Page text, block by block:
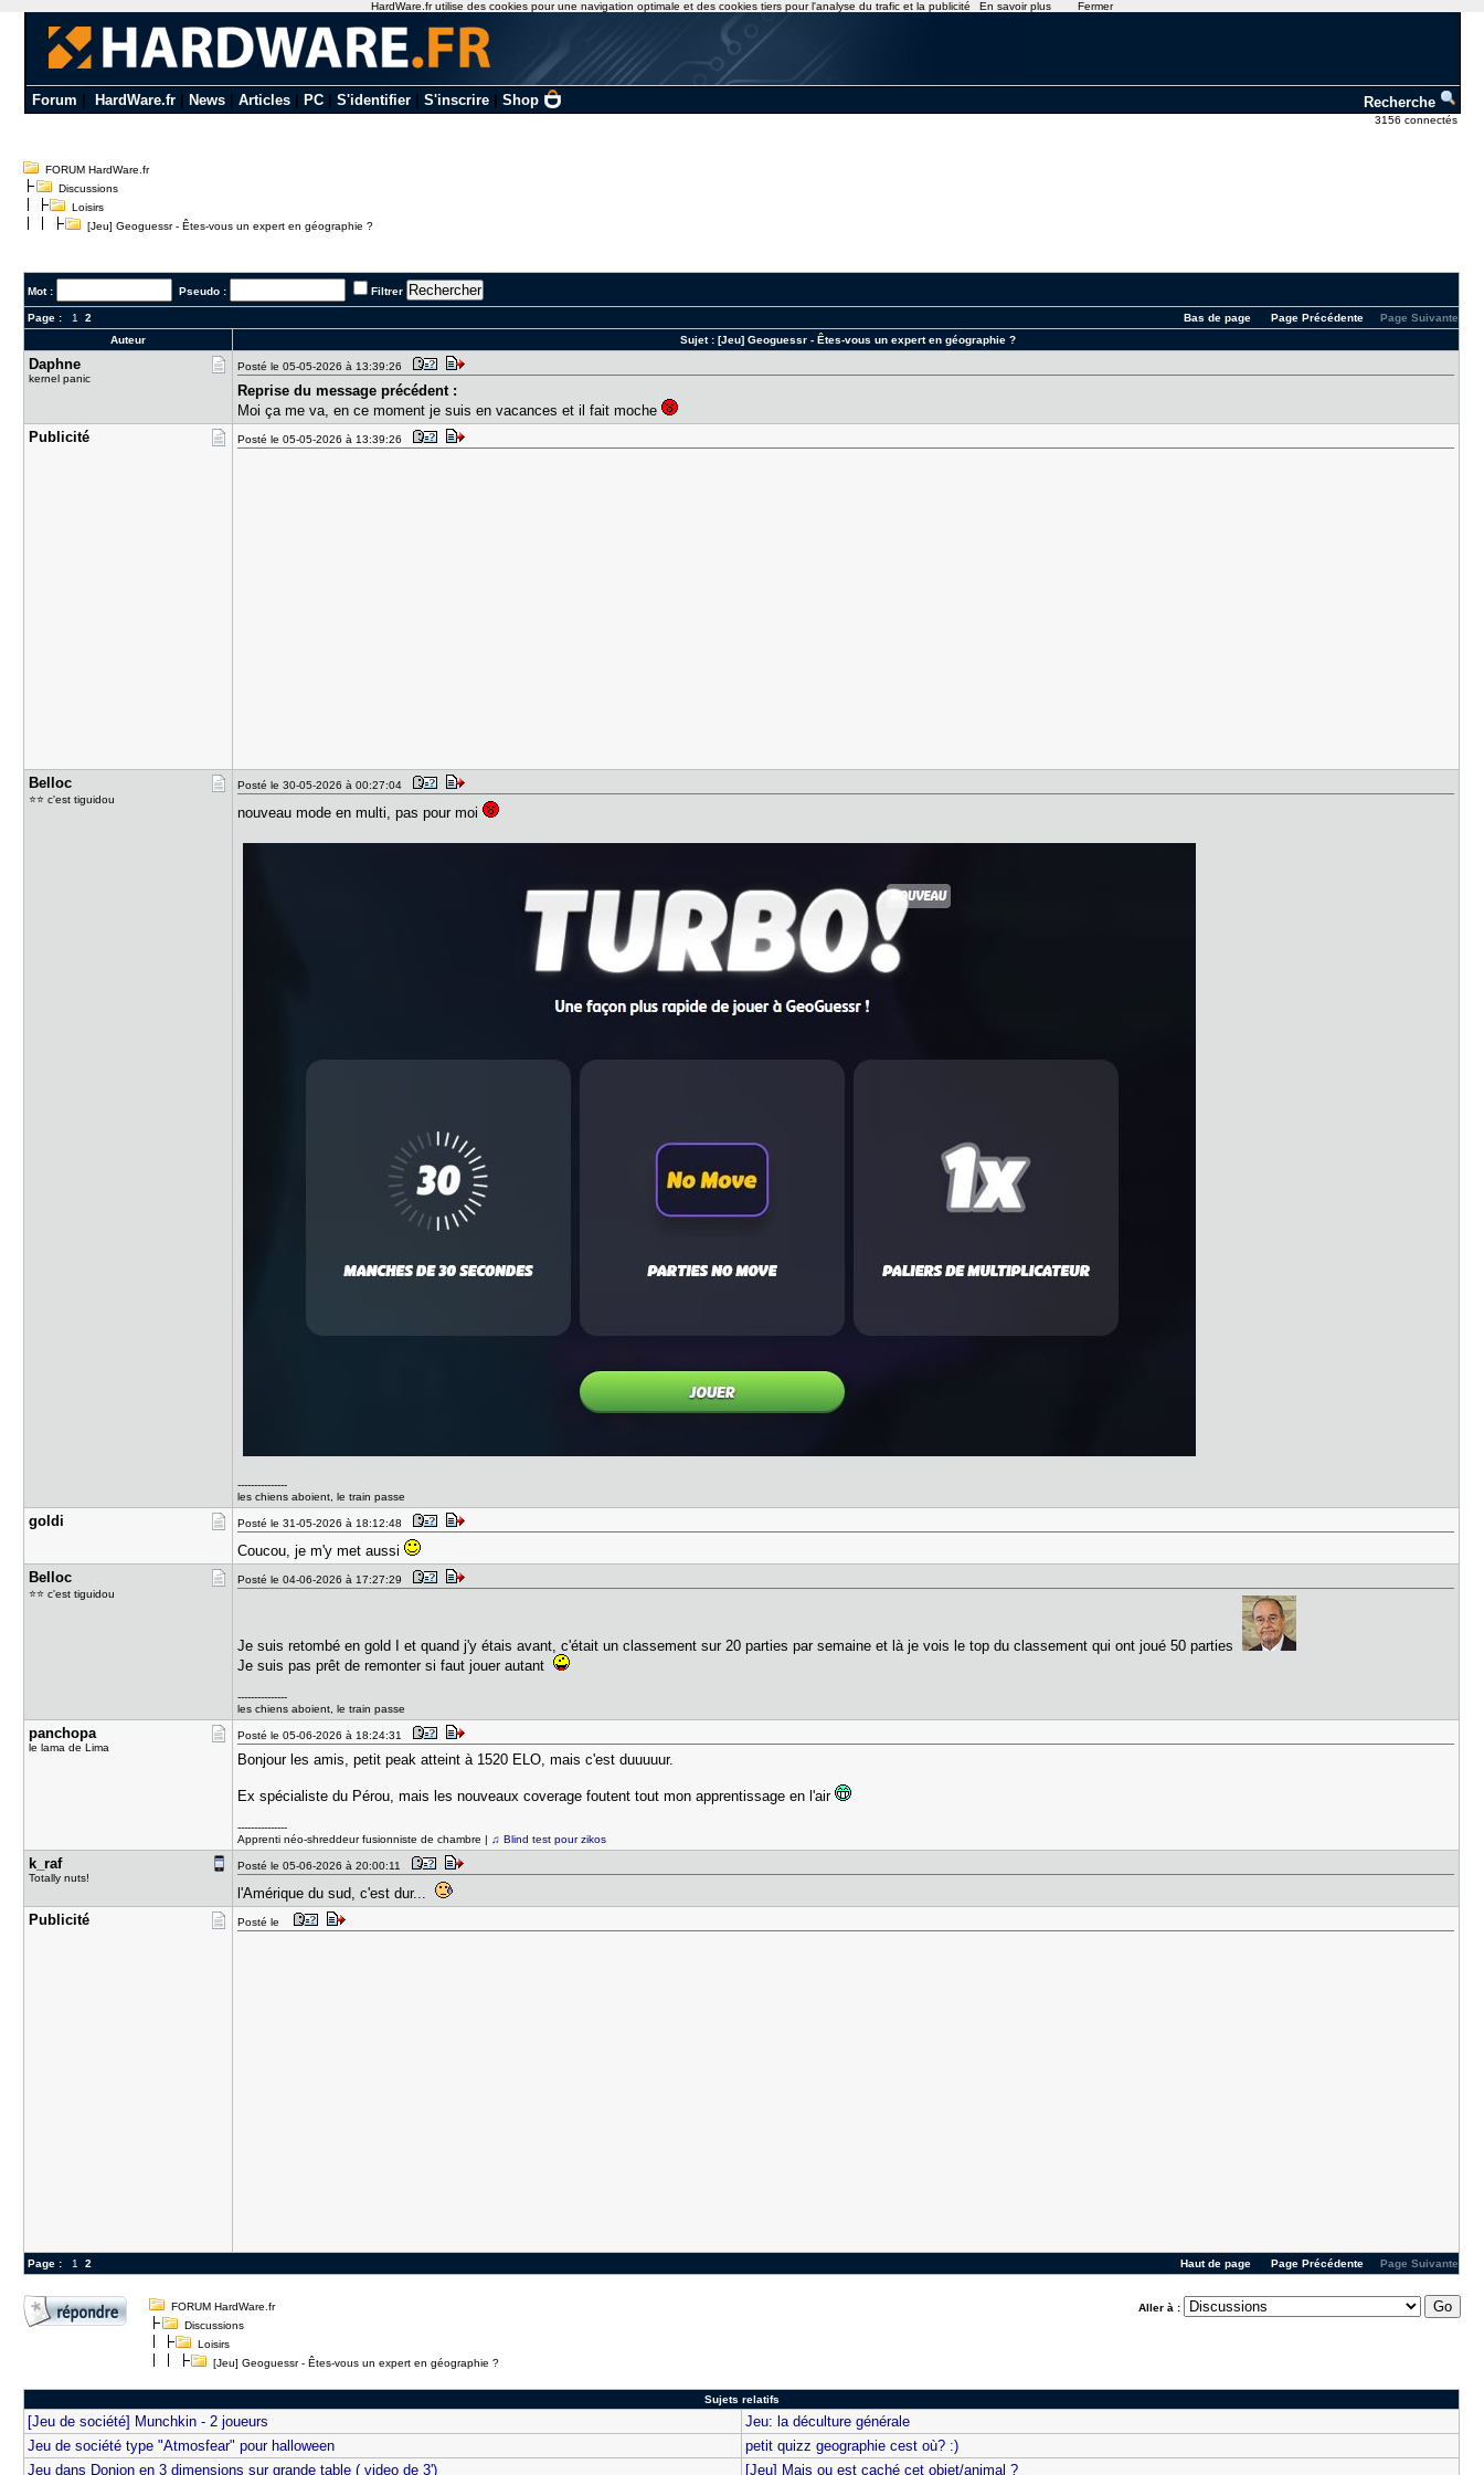
Forum HardWare.fr| News| Articles| PC| S'identifier| S'inscrire| Shop Recherche
3156 connectés
FORUM HardWare.fr
Discussions
Loisirs
[Jeu] Geoguessr - Êtes-vous un expert en géographie ?
Mot : Pseudo : Filtrer
Page : 1 2 Page Suivante
Page Précédente
Bas de page
Auteur
Sujet : [Jeu] Geoguessr - Êtes-vous un expert en géographie ?
Daphne
kernel panic
Posté le 05-05-2026 à 13:39:26
Reprise du message précédent :
Moi ça me va, en ce moment je suis en vacances et il fait moche
Publicité
Posté le 05-05-2026 à 13:39:26
Belloc
⭐⭐ c'est tiguidou
Posté le 30-05-2026 à 00:27:04
nouveau mode en multi, pas pour moi
---------------
les chiens aboient, le train passe
goldi Posté le 31-05-2026 à 18:12:48
Coucou, je m'y met aussi
Belloc
⭐⭐ c'est tiguidou
Posté le 04-06-2026 à 17:27:29
Je suis retombé en gold I et quand j'y étais avant, c'était un classement sur 20 parties par semaine et là je vois le top du classement qui ont joué 50 parties
Je suis pas prêt de remonter si faut jouer autant
---------------
les chiens aboient, le train passe
panchopa
le lama de Lima
Posté le 05-06-2026 à 18:24:31
Bonjour les amis, petit peak atteint à 1520 ELO, mais c'est duuuuur.
Ex spécialiste du Pérou, mais les nouveaux coverage foutent tout mon apprentissage en l'air
---------------
Apprenti néo-shreddeur fusionniste de chambre | ♫ Blind test pour zikos
k_raf
Totally nuts!
Posté le 05-06-2026 à 20:00:11
l'Amérique du sud, c'est dur...
Publicité
Posté le
Page : 1 2 Page Suivante
Page Précédente
Haut de page
Aller à :
FORUM HardWare.fr
Discussions
Loisirs
[Jeu] Geoguessr - Êtes-vous un expert en géographie ?
Sujets relatifs
[Jeu de société] Munchkin - 2 joueurs
Jeu: la déculture générale
Jeu de société type "Atmosfear" pour halloween
petit quizz geographie cest où? :)
Jeu dans Donjon en 3 dimensions sur grande table ( video de 3')
[Jeu] Mais ou est caché cet objet/animal ?
HardWare.fr utilise des cookies pour une navigation optimale et des cookies tiers pour l'analyse du trafic et la publicité En savoir plus Fermer